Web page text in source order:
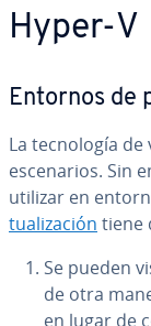
Hyper-V
Entornos de
La te­c­no­lo­gía
es­ce­na­rios. Sin
utilizar en
tua­li­za­ción tiene
Se pueden
de otra
en lugar de